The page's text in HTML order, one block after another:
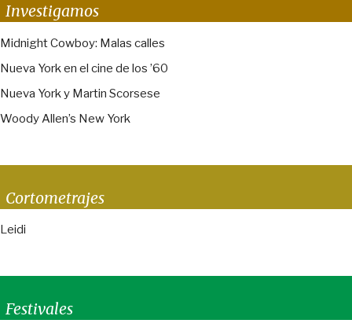
Investigamos
Midnight Cowboy: Malas calles
Nueva York en el cine de los ’60
Nueva York y Martin Scorsese
Woody Allen’s New York
Cortometrajes
Leidi
Festivales